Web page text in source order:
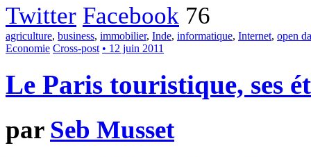
Twitter Facebook 76
agriculture, business, immobilier, Inde, informatique, Internet, open
Economie Cross-post • 12 juin 2011
Le Paris touristique, ses
par Seb Musset